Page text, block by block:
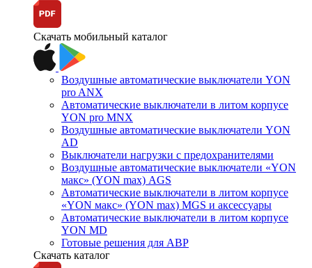
Скачать мобильный каталог
Воздушные автоматические выключатели YON
pro ANX
Автоматические выключатели в литом корпусе
YON pro MNX
Воздушные автоматические выключатели YON
AD
Выключатели нагрузки с предохранителями
Воздушные автоматические выключатели «YON
макс» (YON max) AGS
Автоматические выключатели в литом корпусе
«YON макс» (YON max) MGS и аксессуары
Автоматические выключатели в литом корпусе
YON MD
Готовые решения для АВР
Скачать каталог